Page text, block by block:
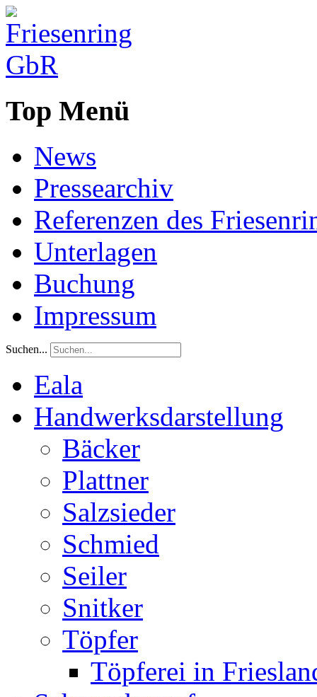
Top Menü
News
Pressearchiv
Referenzen des
Unterlagen
Buchung
Impressum
Suchen...
Eala
Handwerksdarstellung
Bäcker
Plattner
Salzsieder
Schmied
Seiler
Snitker
Töpfer
Töpferei in